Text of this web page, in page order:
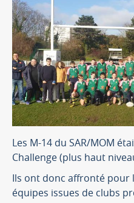
Les M-14 du SAR/MOM
Challenge (plus haut
Ils ont donc affronté pour
équipes issues de clubs